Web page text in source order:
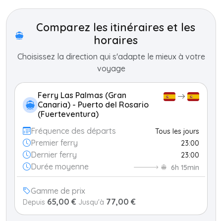
+
Comparez les itinéraires et les
horaires
Choisissez la direction qui s'adapte le mieux à votre
voyage
Ferry Las Palmas (Gran
Canaria) - Puerto del Rosario
(Fuerteventura)
Fréquence des départs
Tous les jours
Premier ferry 23:00
Dernier ferry 23:00
Durée moyenne 6h 15min
Gamme de prix
Depuis 65,00 € Jusqu'à 77,00 €